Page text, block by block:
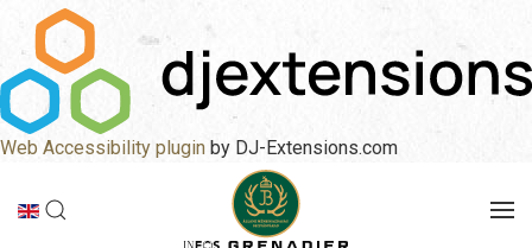
Web Accessibility plugin by DJ-Extensions.com